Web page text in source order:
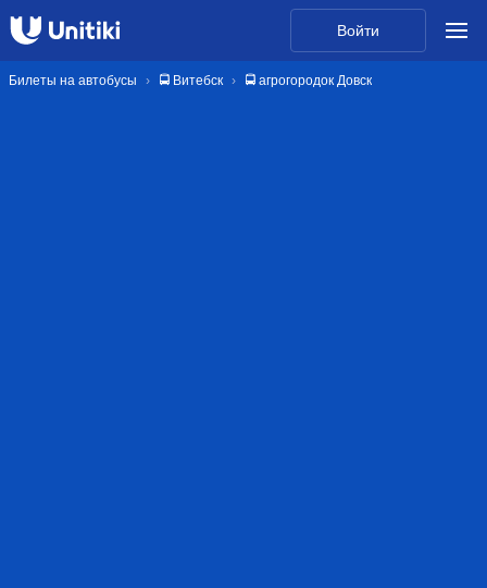
Войти
Билеты на автобусы 🚍 Витебск 🚍 агрогородок Довск